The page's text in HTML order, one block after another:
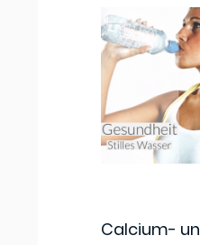
Calcium-